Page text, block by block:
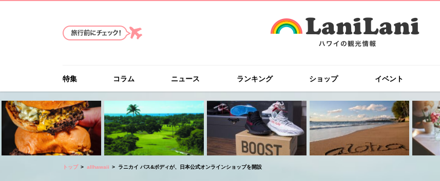
特集 コラム ニュース ランキング ショップ イベント
トップ allhawaii ラニカイ バス&ボディが、日本公式オンラインショップを開設